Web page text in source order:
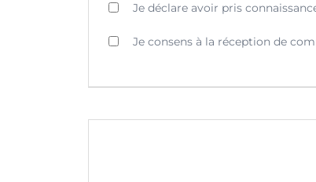
Je déclare avoir pris
Je consens à la réception de